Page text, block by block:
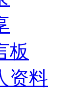
板
资料